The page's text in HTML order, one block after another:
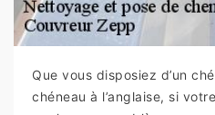
Que vous disposiez d’un
chéneau à l’anglaise, si